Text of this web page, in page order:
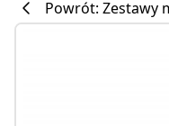
Powrót: Zestawy